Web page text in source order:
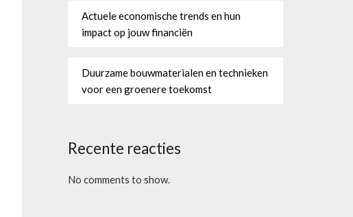
Actuele economische trends en hun
impact op jouw financiën
Duurzame bouwmaterialen en technieken
voor een groenere toekomst
Recente reacties
No comments to show.